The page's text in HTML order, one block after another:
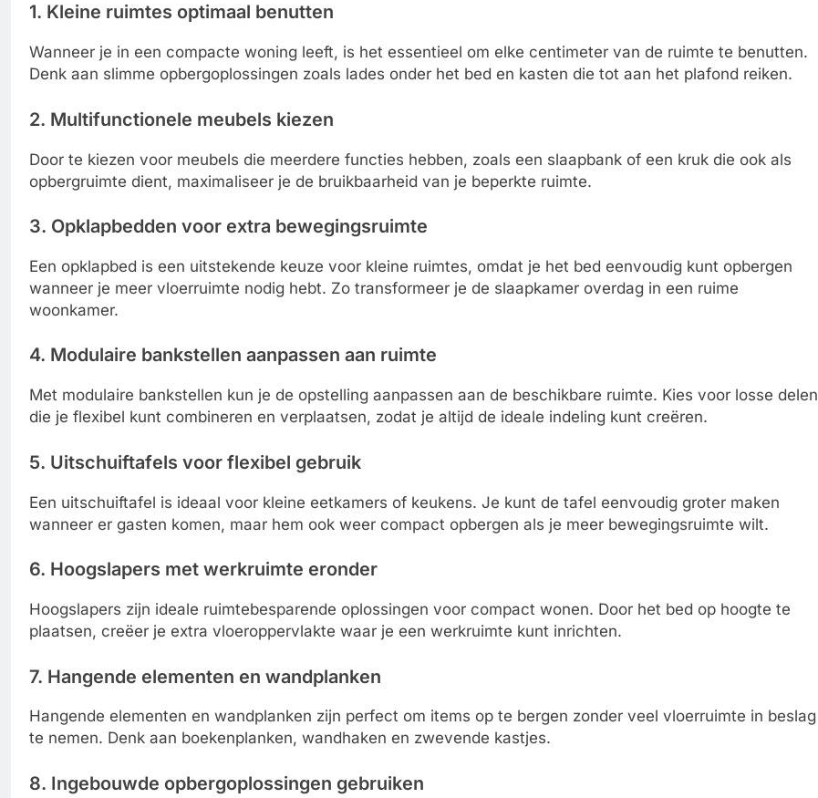
1. Kleine ruimtes optimaal benutten
Wanneer je in een compacte woning leeft, is het essentieel om elke centimeter van de ruimte te benutten.
Denk aan slimme opbergoplossingen zoals lades onder het bed en kasten die tot aan het plafond reiken.
2. Multifunctionele meubels kiezen
Door te kiezen voor meubels die meerdere functies hebben, zoals een slaapbank of een kruk die ook als
opbergruimte dient, maximaliseer je de bruikbaarheid van je beperkte ruimte.
3. Opklapbedden voor extra bewegingsruimte
Een opklapbed is een uitstekende keuze voor kleine ruimtes, omdat je het bed eenvoudig kunt opbergen
wanneer je meer vloerruimte nodig hebt. Zo transformeer je de slaapkamer overdag in een ruime
woonkamer.
4. Modulaire bankstellen aanpassen aan ruimte
Met modulaire bankstellen kun je de opstelling aanpassen aan de beschikbare ruimte. Kies voor losse delen
die je flexibel kunt combineren en verplaatsen, zodat je altijd de ideale indeling kunt creëren.
5. Uitschuiftafels voor flexibel gebruik
Een uitschuiftafel is ideaal voor kleine eetkamers of keukens. Je kunt de tafel eenvoudig groter maken
wanneer er gasten komen, maar hem ook weer compact opbergen als je meer bewegingsruimte wilt.
6. Hoogslapers met werkruimte eronder
Hoogslapers zijn ideale ruimtebesparende oplossingen voor compact wonen. Door het bed op hoogte te
plaatsen, creëer je extra vloeroppervlakte waar je een werkruimte kunt inrichten.
7. Hangende elementen en wandplanken
Hangende elementen en wandplanken zijn perfect om items op te bergen zonder veel vloerruimte in beslag
te nemen. Denk aan boekenplanken, wandhaken en zwevende kastjes.
8. Ingebouwde opbergoplossingen gebruiken